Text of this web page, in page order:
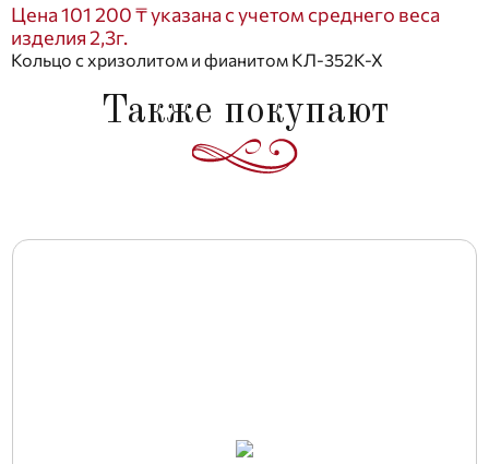
Цена 101 200 ₸ указана с учетом среднего веса
изделия 2,3г.
Кольцо с хризолитом и фианитом КЛ-352К-Х
Также покупают